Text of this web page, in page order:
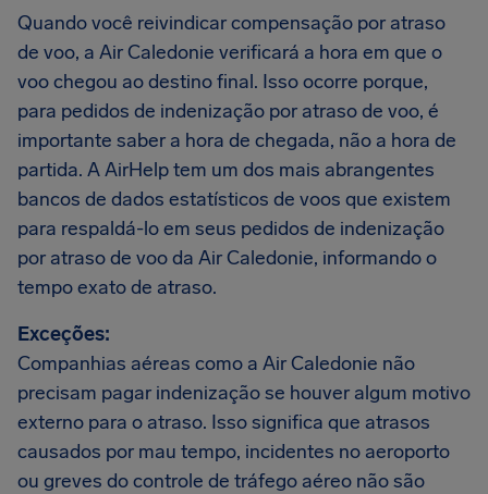
Quando você reivindicar compensação por atraso
de voo, a Air Caledonie verificará a hora em que o
voo chegou ao destino final. Isso ocorre porque,
para pedidos de indenização por atraso de voo, é
importante saber a hora de chegada, não a hora de
partida. A AirHelp tem um dos mais abrangentes
bancos de dados estatísticos de voos que existem
para respaldá-lo em seus pedidos de indenização
por atraso de voo da Air Caledonie, informando o
tempo exato de atraso.
Exceções:
Companhias aéreas como a Air Caledonie não
precisam pagar indenização se houver algum motivo
externo para o atraso. Isso significa que atrasos
causados por mau tempo, incidentes no aeroporto
ou greves do controle de tráfego aéreo não são